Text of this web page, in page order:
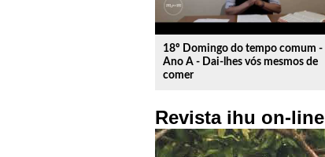
18º Domingo do tempo comum -
Ano A - Dai-lhes vós mesmos de
comer
Revista ihu on-line